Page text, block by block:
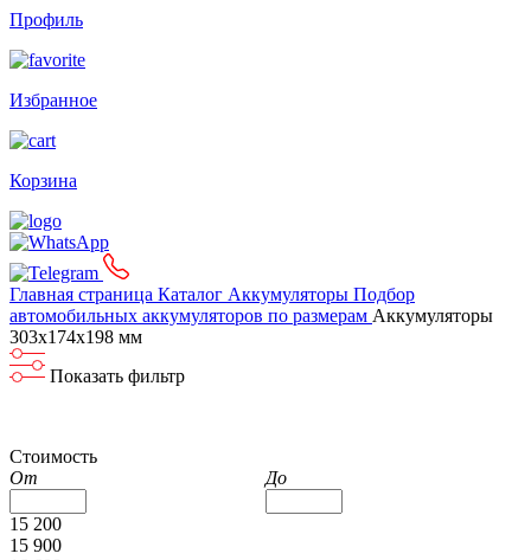
Профиль
Избранное
Корзина
Главная страница Каталог Аккумуляторы Подбор
автомобильных аккумуляторов по размерам Аккумуляторы
303x174x198 мм
Показать фильтр
Стоимость
От
До
15 200
15 900